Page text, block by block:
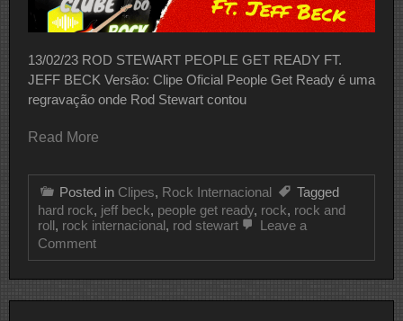
13/02/23 ROD STEWART PEOPLE GET READY FT.
JEFF BECK Versão: Clipe Oficial People Get Ready é uma
regravação onde Rod Stewart contou
Read More
Posted in Clipes, Rock Internacional
Tagged
hard rock, jeff beck, people get ready, rock, rock and
roll, rock internacional, rod stewart
Leave a
Commenton
CLIPE
ROD